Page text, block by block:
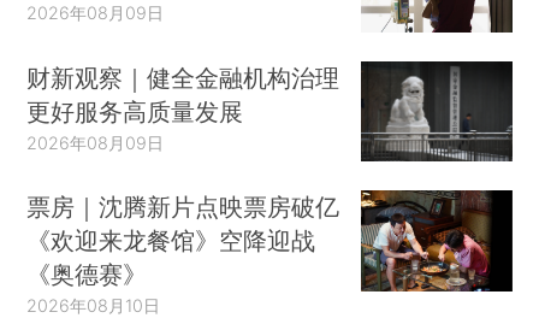
2026年08月09日
财新观察｜健全金融机构治理
更好服务高质量发展
2026年08月09日
票房｜沈腾新片点映票房破亿
《欢迎来龙餐馆》空降迎战
《奥德赛》
2026年08月10日